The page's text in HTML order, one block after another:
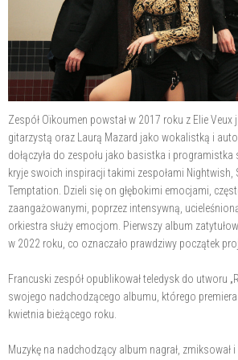
Zespół Oïkoumen powstał w 2017 roku z Elie
gitarzystą oraz Laurą Mazard jako wokalistką i
dołączyła do zespołu jako basistka i programistka
kryje swoich inspiracji takimi zespołami Nightwish,
Temptation. Dzieli się on głębokimi emocjami,
zaangażowanymi, poprzez intensywną,
orkiestra służy emocjom. Pierwszy album
w 2022 roku, co oznaczało prawdziwy początek
Francuski zespół opublikował teledysk do utworu
swojego nadchodzącego albumu, którego
kwietnia bieżącego roku.
Muzykę na nadchodzący album nagrał, zmiksował